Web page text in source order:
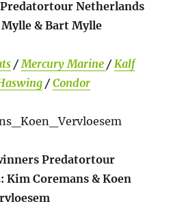
Netherlands
& Bart Mylle
/Mercury Marine /Kalf
/Condor
Predatortour
Kim Coremans & Koen